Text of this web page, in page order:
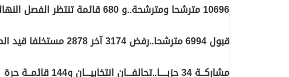
10696 مترشحا ومترشحة..و 680 قائمة تنتظر الفصل النهائي
قبول 6994 مترشحا..رفض 3174 آخر 2878 مستخلفا قيد المعالجة
مشاركــة 34 حزبــــا..تحالفـــان انتخابيـــان و144 قائمــة حرة